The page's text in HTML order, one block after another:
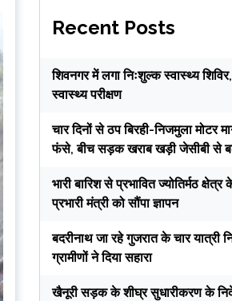
Recent Posts
शिवनगर में लगा निःशुल्क स्वास्थ्य
स्वास्थ्य परीक्षण
चार दिनों से ठप बिरही-निजमुला मोटर
फंसे, बीच सड़क खराब खड़ी जेसीबी से
भारी बारिश से प्रभावित ज्योतिर्मठ क्षेत्र
प्रभारी मंत्री को सौंपा ज्ञापन
बदरीनाथ जा रहे गुजरात के चार यात्री
ग्रामीणों ने दिया सहारा
खैनूरी सड़क के शीघ्र सुधारीकरण के